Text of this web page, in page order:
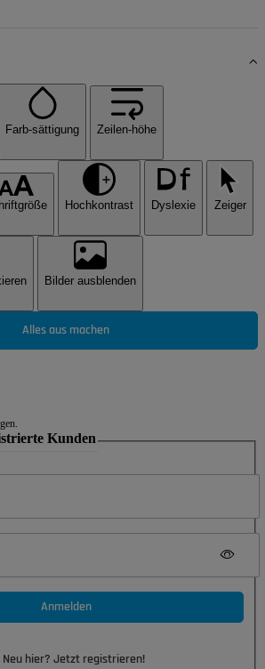
Farb-sättigung Zeilen-höhe
Hochkontrast Dyslexie Zeiger
Bilder ausblenden
Alles aus machen
Kunden
Anmelden
Neu hier? Jetzt registrieren!